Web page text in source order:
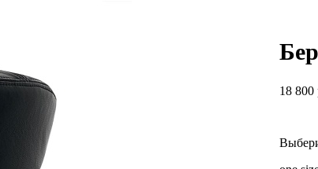
18 800